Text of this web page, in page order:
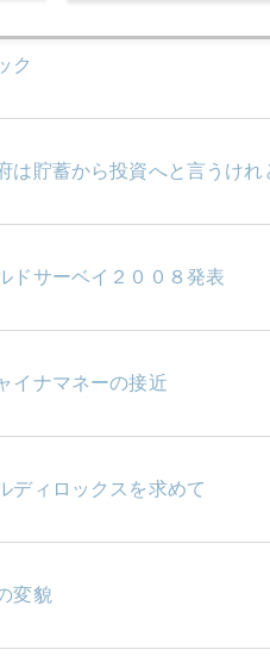
ク
は貯蓄から投資へと言うけれ
ドサーベイ２００８発表
イナマネーの接近
ディロックスを求めて
変貌